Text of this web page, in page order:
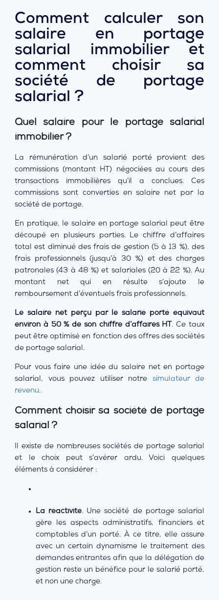
Comment calculer son
salaire en portage
salarial immobilier et
comment choisir sa
société de portage
salarial ?
Quel salaire pour le portage salarial
immobilier ?
La rémunération d’un salarié porté provient des
commissions (montant HT) négociées au cours des
transactions immobilières qu’il a conclues. Ces
commissions sont converties en salaire net par la
société de portage.
En pratique, le salaire en portage salarial peut être
découpé en plusieurs parties. Le chiffre d’affaires
total est diminué des frais de gestion (5 à 13 %), des
frais professionnels (jusqu’à 30 %) et des charges
patronales (43 à 48 %) et salariales (20 à 22 %). Au
montant net qui en résulte s’ajoute le
remboursement d’éventuels frais professionnels.
Le salaire net perçu par le salarié porté équivaut
environ à 50 % de son chiffre d’affaires HT . Ce taux
peut être optimisé en fonction des offres des sociétés
de portage salarial.
Pour vous faire une idée du salaire net en portage
salarial, vous pouvez utiliser notre simulateur de
revenu.
Comment choisir sa société de portage
salarial ?
Il existe de nombreuses sociétés de portage salarial
et le choix peut s’avérer ardu. Voici quelques
éléments à considérer :
La réactivité. Une société de portage salarial
gère les aspects administratifs, financiers et
comptables d’un porté. À ce titre, elle assure
avec un certain dynamisme le traitement des
demandes entrantes afin que la délégation de
gestion reste un bénéfice pour le salarié porté,
et non une charge.